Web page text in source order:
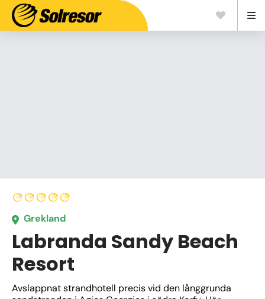
Grekland
Labranda Sandy Beach
Resort
Avslappnat strandhotell precis vid den långgrunda